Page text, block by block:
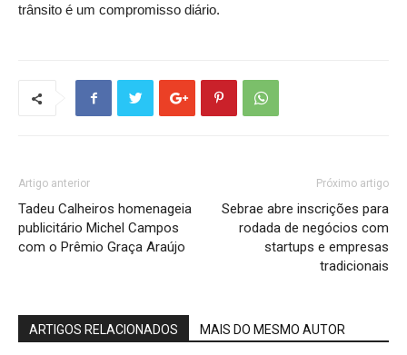
trânsito é um compromisso diário.
Artigo anterior
Tadeu Calheiros homenageia
publicitário Michel Campos
com o Prêmio Graça Araújo
Próximo artigo
Sebrae abre inscrições para
rodada de negócios com
startups e empresas
tradicionais
ARTIGOS RELACIONADOS MAIS DO MESMO AUTOR